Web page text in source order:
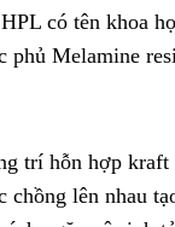
có tên khoa
phủ Melamine
trí hỗn hợp kraft
chồng lên nhau